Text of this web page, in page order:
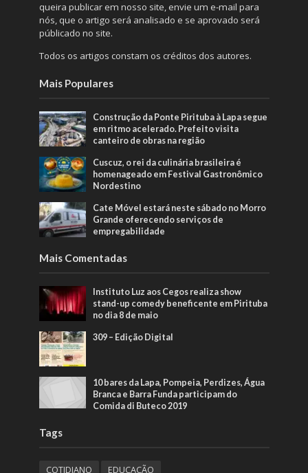
queira publicar em nosso site, envie um e-mail para
nós, que o artigo será analisado e se aprovado será
públicado no site.
Todos os artigos constam os créditos dos autores.
Mais Populares
Construção da Ponte Pirituba à Lapa segue
em ritmo acelerado. Prefeito visita
canteiro de obras na região
Cuscuz, o rei da culinária brasileira é
homenageado em Festival Gastronômico
Nordestino
Cate Móvel estará neste sábado no Morro
Grande oferecendo serviços de
empregabilidade
Mais Comentadas
Instituto Luz aos Cegos realiza show
stand-up comedy beneficente em Pirituba
no dia 8 de maio
309 – Edição Digital
10 bares da Lapa, Pompeia, Perdizes, Água
Branca e Barra Funda participam do
Comida di Buteco 2019
Tags
COTIDIANO EDUCAÇÃO